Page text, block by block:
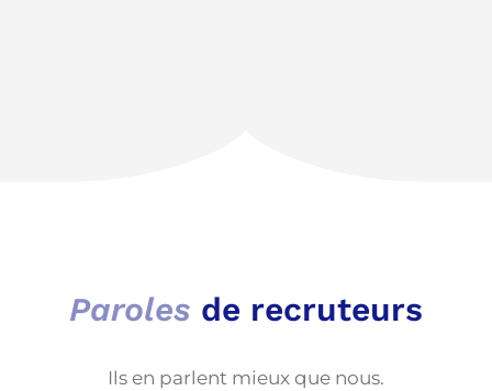
Paroles de recruteurs
Ils en parlent mieux que nous.